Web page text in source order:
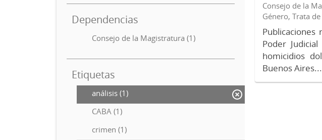
Dependencias
Consejo de la Magistratura (1)
Etiquetas
análisis (1)
CABA (1)
crimen (1)
Consejo de la
Género, Trata
Poder
homicidios
Buenos